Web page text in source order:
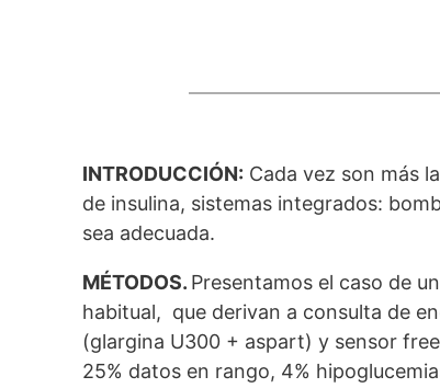
INTRODUCCIÓN: Cada vez son más
de insulina, sistemas integrados:
sea adecuada.
MÉTODOS. Presentamos el caso de
habitual, que derivan a consulta de
(glargina U300 + aspart) y sensor
25% datos en rango, 4%